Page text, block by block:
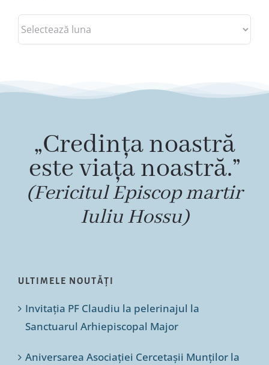
Arhive
„Credința noastră
este viața noastră.”
(Fericitul Episcop martir
Iuliu Hossu)
ULTIMELE NOUTĂȚI
Invitația PF Claudiu la pelerinajul la
Sanctuarul Arhiepiscopal Major
Aniversarea Asociației Cercetașii Munților la